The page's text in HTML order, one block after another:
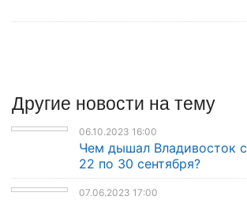
Другие новости на тему
06.10.2023 16:00
Чем дышал Владивосток с
22 по 30 сентября?
07.06.2023 17:00